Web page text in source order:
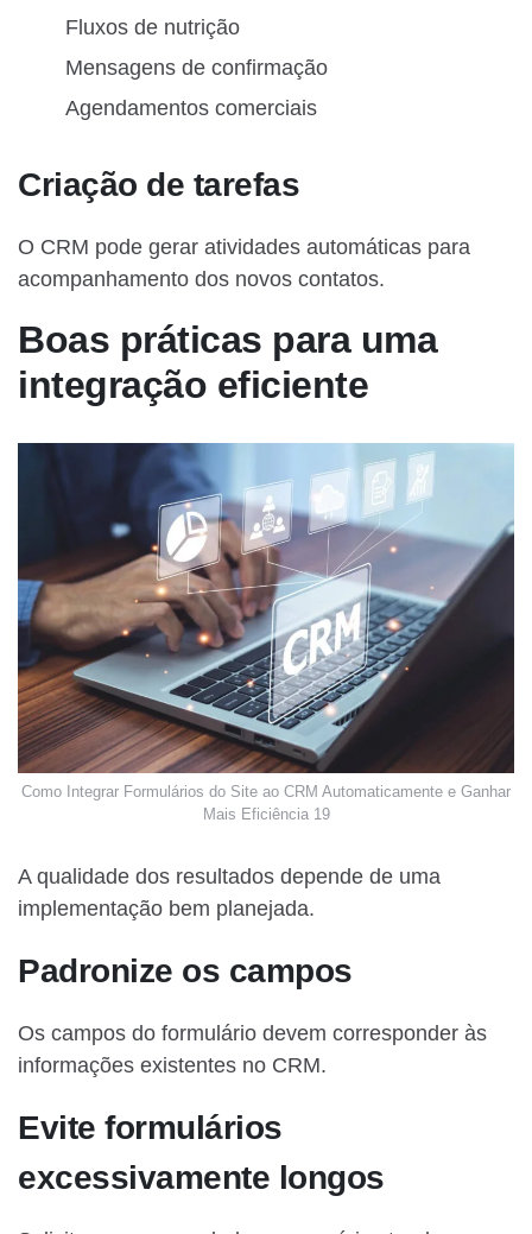
Fluxos de nutrição
Mensagens de confirmação
Agendamentos comerciais
Criação de tarefas
O CRM pode gerar atividades automáticas para
acompanhamento dos novos contatos.
Boas práticas para uma
integração eficiente
Como Integrar Formulários do Site ao CRM Automaticamente e Ganhar
Mais Eficiência 19
A qualidade dos resultados depende de uma
implementação bem planejada.
Padronize os campos
Os campos do formulário devem corresponder às
informações existentes no CRM.
Evite formulários
excessivamente longos